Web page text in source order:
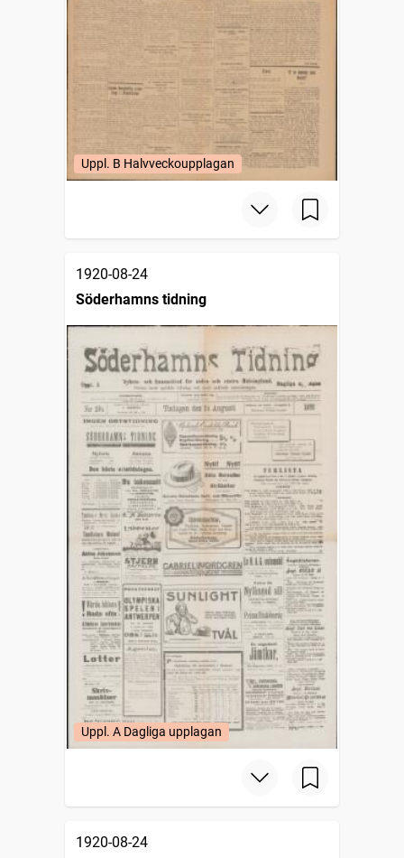
Uppl. B Halvveckoupplagan
1920-08-24
Söderhamns tidning
Uppl. A Dagliga upplagan
1920-08-24